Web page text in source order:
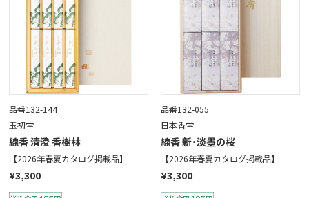
品番132-144
玉初堂
線香 清澄 香樹林
【2026年春夏カタログ掲載品】
¥3,300
品番132-055
日本香堂
線香 新･淡墨の桜
【2026年春夏カタログ掲載品】
¥3,300